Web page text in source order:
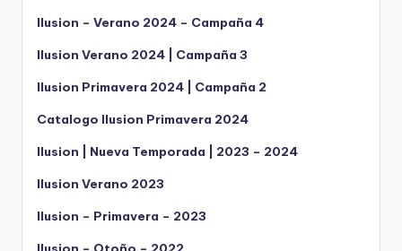
Ilusion – Verano 2024 – Campaña 4
Ilusion Verano 2024 | Campaña 3
Ilusion Primavera 2024 | Campaña 2
Catalogo Ilusion Primavera 2024
Ilusion | Nueva Temporada | 2023 – 2024
Ilusion Verano 2023
Ilusion – Primavera – 2023